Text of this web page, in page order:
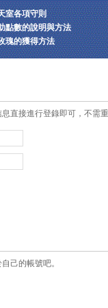
室各項守則
點數的說明與方法
瑰的獲得方法
直接進行登錄即可，不需
己的帳號吧。